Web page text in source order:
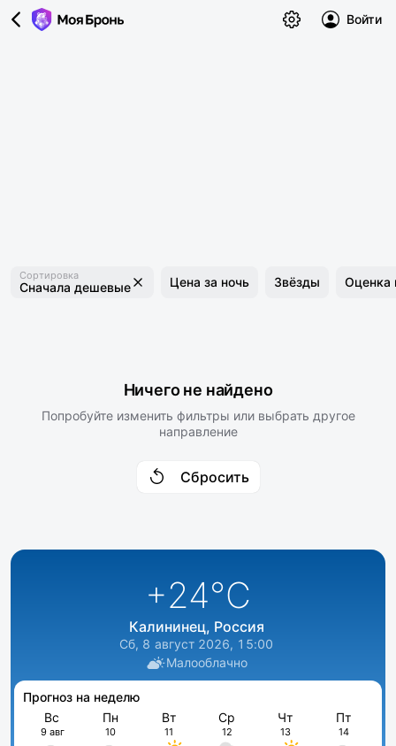
Войти
Сортировка
Сначала дешевые Цена за ночь Звёзды Оценка
Ничего не найдено
Попробуйте изменить фильтры или выбрать другое
направление
Сбросить
+24°C
Калининец, Россия
Сб, 8 август 2026, 15:00
Малооблачно
Прогноз на неделю
Вс
9 авг
Пн
10
Вт
11
Ср
12
Чт
13
Пт
14